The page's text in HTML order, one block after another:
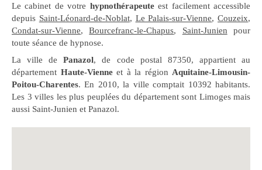
Le cabinet de votre hypnothérapeuteest facilement accessible
depuis Saint-Léonard-de-Noblat, Le Palais-sur-Vienne, Couzeix,
Condat-sur-Vienne,Bourcefranc-le-Chapus, Saint-Junien pour
toute séance de hypnose.
La ville dePanazol, de code postal 87350, appartient au
département Haute-Vienneet à la région Aquitaine-Limousin-
Poitou-Charentes. En 2010, la ville comptait 10392 habitants.
Les 3 villes les plus peuplées du département sont Limoges mais
aussi Saint-Junien et Panazol.